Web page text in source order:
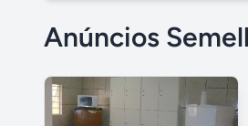
Anúncios